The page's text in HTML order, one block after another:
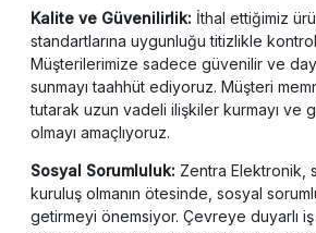
Kalite ve Güvenilirlik: İthal ettiğimiz
standartlarına uygunluğu titizlikle
Müşterilerimize sadece güvenilir ve
sunmayı taahhüt ediyoruz. Müşteri
tutarak uzun vadeli ilişkiler kurmayı ve
olmayı amaçlıyoruz.
Sosyal Sorumluluk: Zentra Elektronik,
kuruluş olmanın ötesinde, sosyal
getirmeyi önemsiyor. Çevreye duyarlı iş